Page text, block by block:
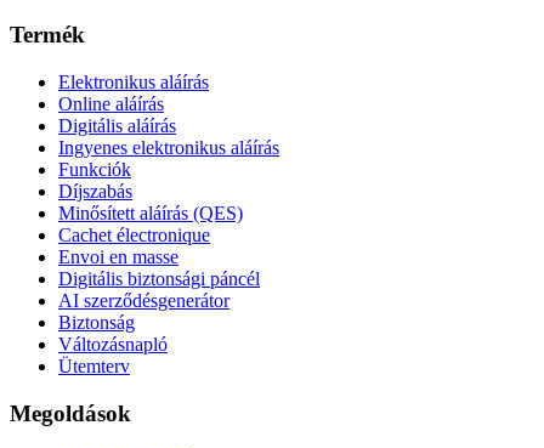
Termék
Elektronikus aláírás
Online aláírás
Digitális aláírás
Ingyenes elektronikus aláírás
Funkciók
Díjszabás
Minősített aláírás (QES)
Cachet électronique
Envoi en masse
Digitális biztonsági páncél
AI szerződésgenerátor
Biztonság
Változásnapló
Ütemterv
Megoldások